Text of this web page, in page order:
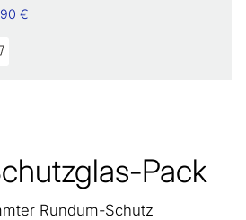
€
Pack
Rundum-Schutz